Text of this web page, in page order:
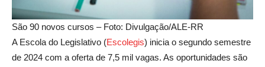
São 90 novos cursos – Foto: Divulgação/ALE-RR
A Escola do Legislativo (Escolegis) inicia o segundo semestre
de 2024 com a oferta de 7,5 mil vagas. As oportunidades são